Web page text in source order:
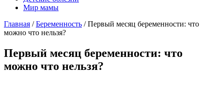
Мир мамы
Главная / Беременность / Первый месяц беременности: что
можно что нельзя?
Первый месяц беременности: что
можно что нельзя?